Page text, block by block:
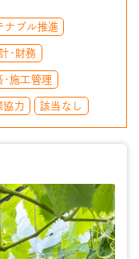
ナブル推進
・財務
・施工管理
協力 該当なし